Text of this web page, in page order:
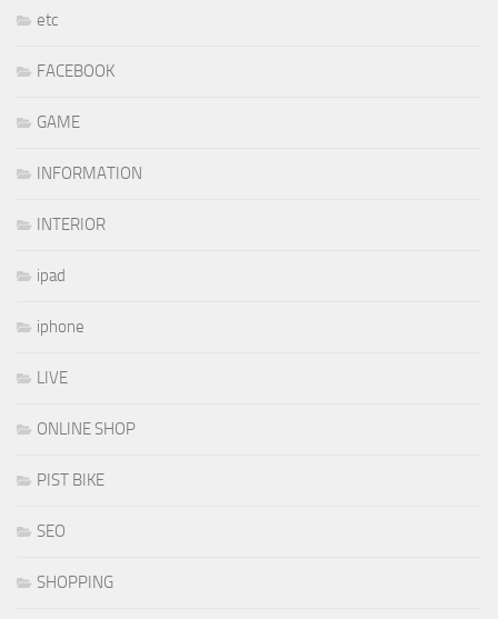
etc
FACEBOOK
GAME
INFORMATION
INTERIOR
ipad
iphone
LIVE
ONLINE SHOP
PIST BIKE
SEO
SHOPPING